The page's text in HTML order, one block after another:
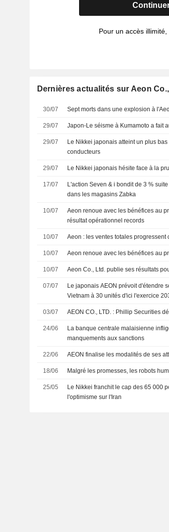
Pour un accès illimité,
Dernières actualités sur Aeon
30/07 Sept morts dans une explosion à
29/07 Japon-Le séisme à Kumamoto a fait
29/07
Le Nikkei japonais atteint un plus
conducteurs
29/07 Le Nikkei japonais hésite face à la
17/07
L'action Seven & i bondit de 3 %
dans les magasins Zabka
10/07
Aeon renoue avec les bénéfices au
résultat opérationnel records
10/07 Aeon : les ventes totales progressent
10/07 Aeon renoue avec les bénéfices au
10/07 Aeon Co., Ltd. publie ses résultats
07/07
Le japonais AEON prévoit d'étendre
Vietnam à 30 unités d'ici l'exercice
03/07 AEON CO., LTD. : Phillip
24/06
La banque centrale malaisienne
manquements aux sanctions
22/06 AEON finalise les modalités de ses
18/06 Malgré les promesses, les robots
25/05
Le Nikkei franchit le cap des 65 000
l'optimisme sur l'Iran